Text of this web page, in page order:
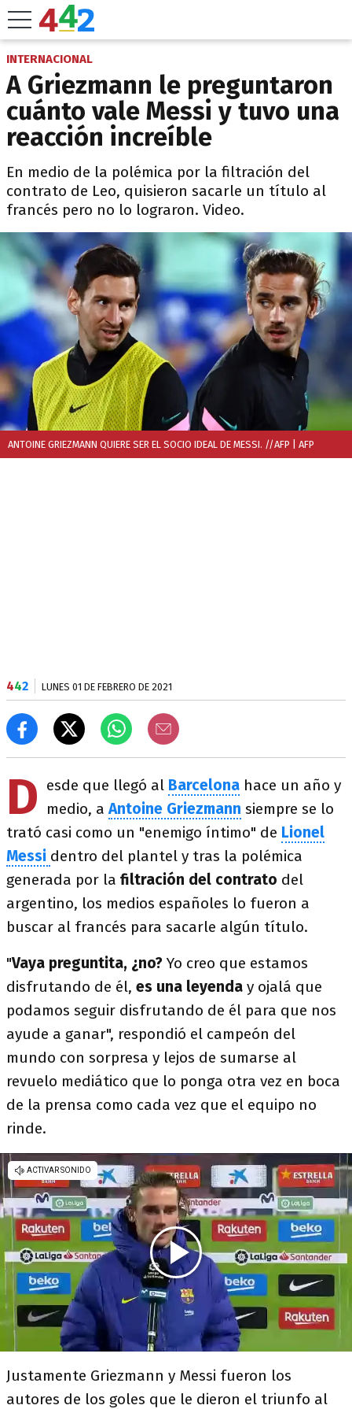
INTERNACIONAL
A Griezmann le preguntaron
cuánto vale Messi y tuvo una
reacción increíble
En medio de la polémica por la filtración del
contrato de Leo, quisieron sacarle un título al
francés pero no lo lograron. Video.
ANTOINE GRIEZMANN QUIERE SER EL SOCIO IDEAL DE MESSI. //AFP | AFP
442 LUNES 01 DE FEBRERO DE 2021
D esde que llegó al Barcelona hace un año y
medio, aAntoine Griezmann siempre se lo
trató casi como un "enemigo íntimo" de Lionel
Messi dentro del plantel y tras la polémica
generada por la filtración del contrato del
argentino, los medios españoles lo fueron a
buscar al francés para sacarle algún título.
"Vaya preguntita, ¿no? Yo creo que estamos
disfrutando de él, es una leyenda y ojalá que
podamos seguir disfrutando de él para que nos
ayude a ganar", respondió el campeón del
mundo con sorpresa y lejos de sumarse al
revuelo mediático que lo ponga otra vez en boca
de la prensa como cada vez que el equipo no
rinde.
Justamente Griezmann y Messi fueron los
autores de los goles que le dieron el triunfo al